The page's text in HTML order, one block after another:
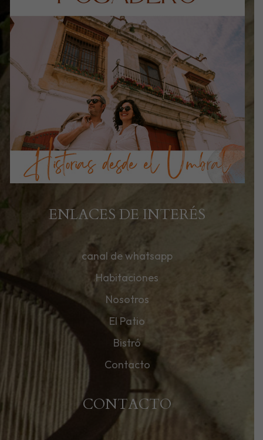
ENLACES DE INTERÉS
canal de whatsapp
Habitaciones
Nosotros
El Patio
Bistró
Contacto
CONTACTO